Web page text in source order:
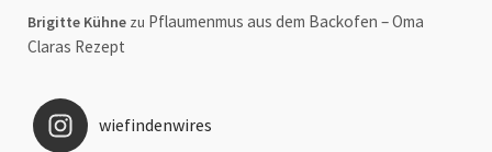
Brigitte Kühne zu Pflaumenmus aus dem Backofen – Oma
Claras Rezept
wiefindenwires